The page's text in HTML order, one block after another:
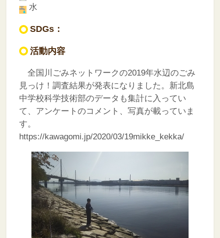
水
SDGs：
活動内容
全国川ごみネットワークの2019年水辺のごみ
見っけ！調査結果が発表になりました。新北島
中学校科学技術部のデータも集計に入ってい
て、アンケートのコメント、写真が載っていま
す。
https://kawagomi.jp/2020/03/19mikke_kekka/